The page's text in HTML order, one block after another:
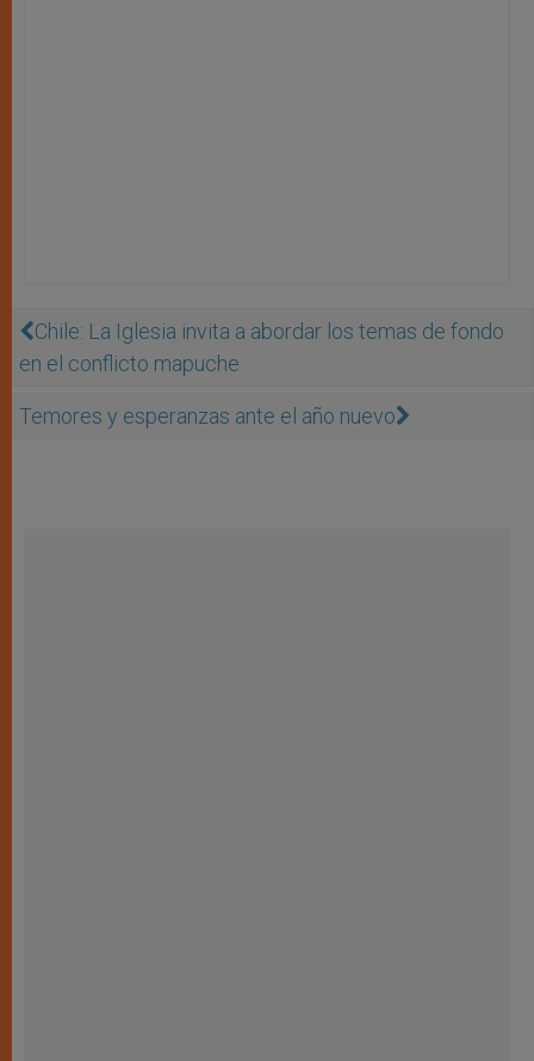
Chile: La Iglesia invita a abordar los temas de fondo
en el conflicto mapuche
Temores y esperanzas ante el año nuevo